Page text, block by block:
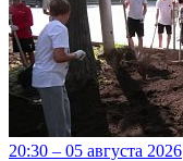
20:30 – 05 августа 2026